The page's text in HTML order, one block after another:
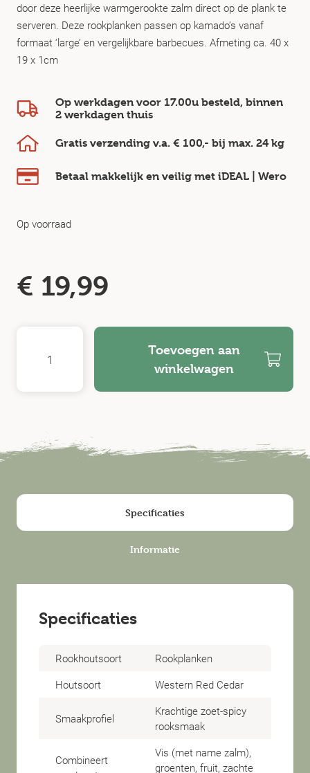
door deze heerlijke warmgerookte zalm direct op de plank te
serveren. Deze rookplanken passen op kamado’s vanaf
formaat ‘large’ en vergelijkbare barbecues. Afmeting ca. 40 x
19 x 1cm
Op werkdagen voor 17.00u besteld, binnen
2 werkdagen thuis
Gratis verzending v.a. € 100,- bij max. 24 kg
Betaal makkelijk en veilig met iDEAL | Wero
Op voorraad
€ 19,99
Toevoegen aan
winkelwagen
Specificaties
Informatie
Specificaties
Rookhoutsoort
Rookplanken
Houtsoort
Western Red Cedar
Smaakprofiel
Krachtige zoet-spicy
rooksmaak
Combineert
Vis (met name zalm),
groenten, fruit, zachte